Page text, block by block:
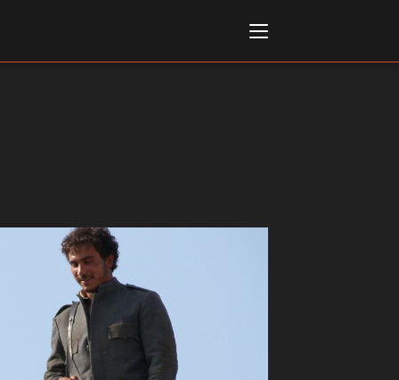
Italiano
MARKETS, AWARDS
Film Festival Rotterdam
Berlin
Cannes